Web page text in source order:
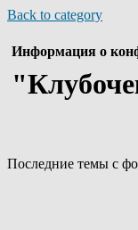
Back to category
Информация о
Последние темы с